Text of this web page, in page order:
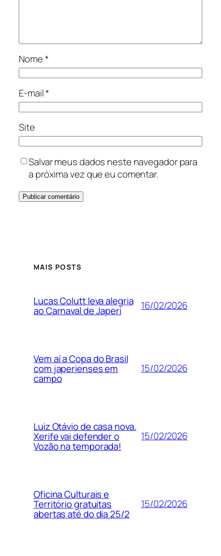
Nome*
E-mail*
Site
Salvar meus dados neste navegador para
a próxima vez que eu comentar.
MAIS POSTS
Lucas Colutt leva alegria
ao Carnaval de Japeri 16/02/2026
Vem aí a Copa do Brasil
com japerienses em
campo
15/02/2026
Luiz Otávio de casa nova.
Xerife vai defender o
Vozão na temporada!
15/02/2026
Oficina Culturais e
Território gratuitas
abertas até do dia 25/2
15/02/2026